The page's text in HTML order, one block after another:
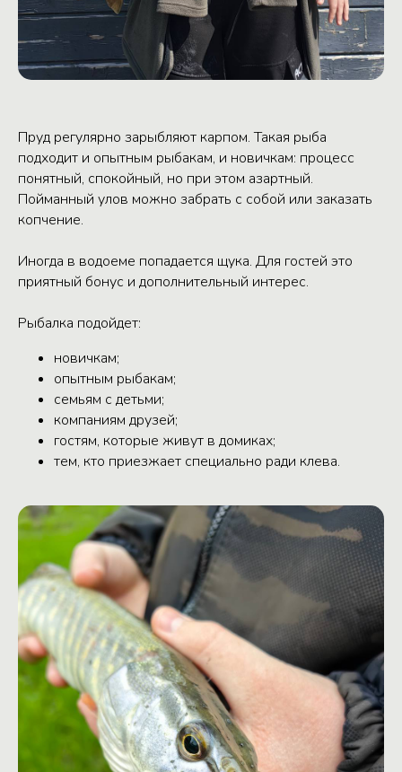
Пруд регулярно зарыбляют карпом. Такая рыба
подходит и опытным рыбакам, и новичкам: процесс
понятный, спокойный, но при этом азартный.
Пойманный улов можно забрать с собой или заказать
копчение.
Иногда в водоеме попадается щука. Для гостей это
приятный бонус и дополнительный интерес.
Рыбалка подойдет:
новичкам;
опытным рыбакам;
семьям с детьми;
компаниям друзей;
гостям, которые живут в домиках;
тем, кто приезжает специально ради клева.